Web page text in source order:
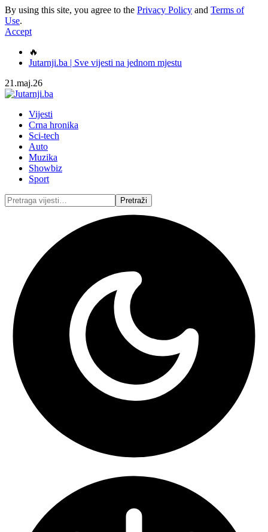
By using this site, you agree to the Privacy Policy and Terms of
Use.
Accept
🔥
Jutarnji.ba | Sve vijesti na jednom mjestu
21.maj.26
Vijesti
Crna hronika
Sci-tech
Auto
Muzika
Showbiz
Sport